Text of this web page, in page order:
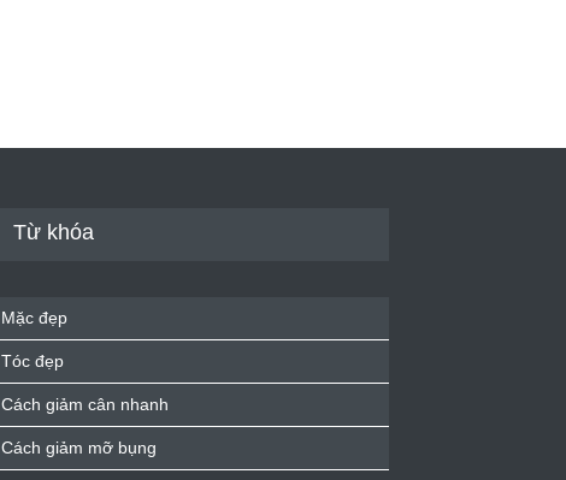
Từ khóa
Mặc đẹp
Tóc đẹp
Cách giảm cân nhanh
Cách giảm mỡ bụng